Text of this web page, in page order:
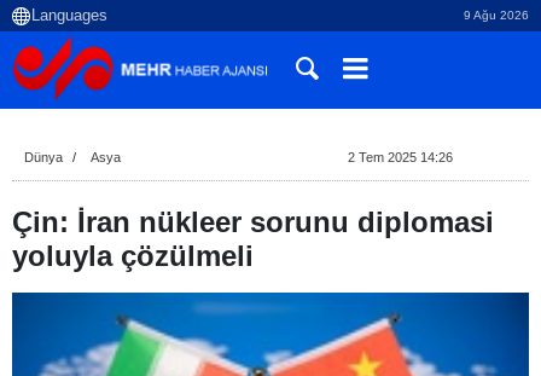
9 Ağu 2026
Dünya Asya 2 Tem 2025 14:26
Çin: İran nükleer sorunu diplomasi
yoluyla çözülmeli